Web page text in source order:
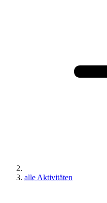
alle Aktivitäten